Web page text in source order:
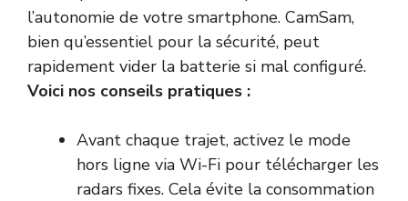
l’autonomie de votre smartphone. CamSam,
bien qu’essentiel pour la sécurité, peut
rapidement vider la batterie si mal configuré.
Voici nos conseils pratiques :
Avant chaque trajet, activez le mode
hors ligne via Wi-Fi pour télécharger les
radars fixes. Cela évite la consommation